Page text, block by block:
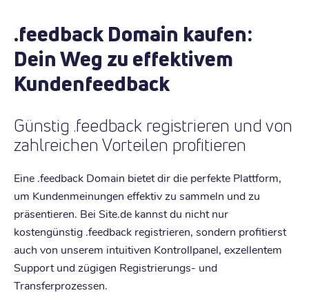
.feedback Domain kaufen:
Dein Weg zu effektivem
Kundenfeedback
Günstig .feedback registrieren und von
zahlreichen Vorteilen profitieren
Eine .feedback Domain bietet dir die perfekte Plattform,
um Kundenmeinungen effektiv zu sammeln und zu
präsentieren. Bei Site.de kannst du nicht nur
kostengünstig .feedback registrieren, sondern profitierst
auch von unserem intuitiven Kontrollpanel, exzellentem
Support und zügigen Registrierungs- und
Transferprozessen.